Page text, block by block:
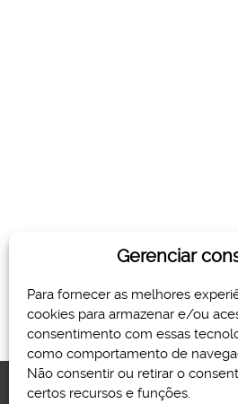
Gerenciar
Para fornecer as melhores
cookies para armazenar e/ou
consentimento com essas
como comportamento de
Não consentir ou retirar o
certos recursos e funções.